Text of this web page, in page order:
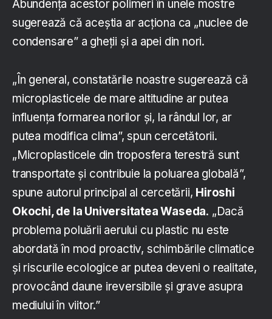
Abundența acestor polimeri în unele mostre
sugerează că aceștia ar acționa ca „nuclee de
condensare” a gheții și a apei din nori.
„În general, constatările noastre sugerează că
microplasticele de mare altitudine ar putea
influența formarea norilor și, la rândul lor, ar
putea modifica clima”, spun cercetătorii.
„Microplasticele din troposfera terestră sunt
transportate și contribuie la poluarea globală”,
spune autorul principal al cercetării, Hiroshi
Okochi, de la Universitatea Waseda. „Dacă
problema poluării aerului cu plastic nu este
abordată în mod proactiv, schimbările climatice
și riscurile ecologice ar putea deveni o realitate,
provocând daune ireversibile și grave asupra
mediului în viitor.”